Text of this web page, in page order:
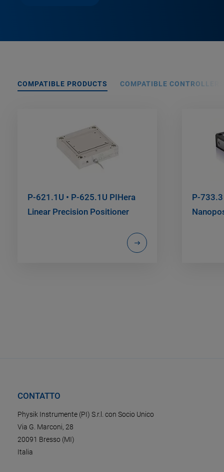
COMPATIBLE PRODUCTS COMPATIBLE CONTROLLERS
P-621.1U • P-625.1U PIHera
Linear Precision Positioner
P-
CONTATTO
Physik Instrumente (PI) S.r.l. con Socio Unico
Via G. Marconi, 28
20091 Bresso (MI)
Italia